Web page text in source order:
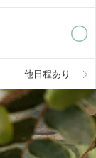
他日程あり